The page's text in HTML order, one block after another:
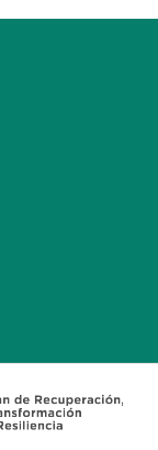
opens in a new